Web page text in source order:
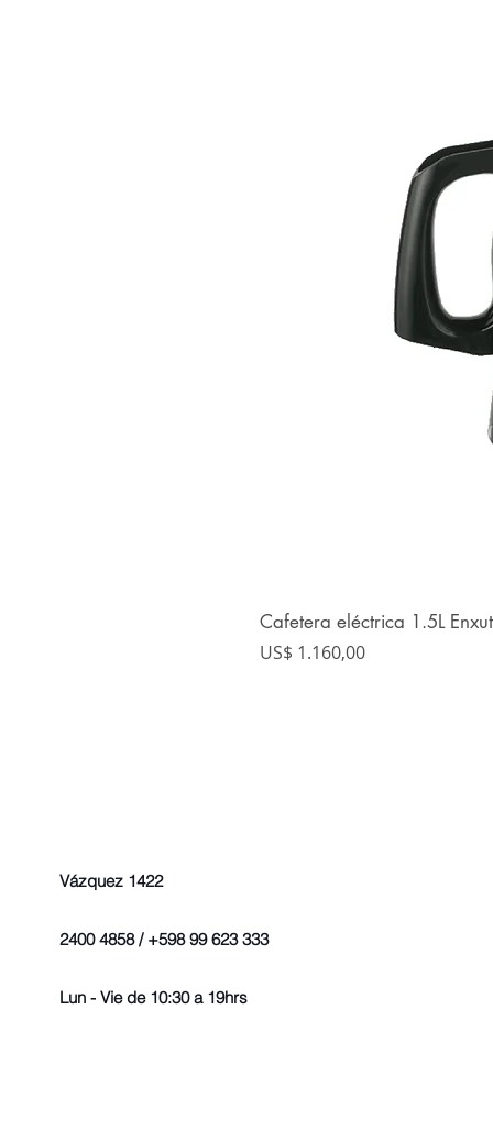
Cafetera eléctrica 1.5L
Precio
US$ 1.160,00
Vázquez 1422
2400 4858 / +598 99 623 333
Lun - Vie de 10:30 a 19hrs